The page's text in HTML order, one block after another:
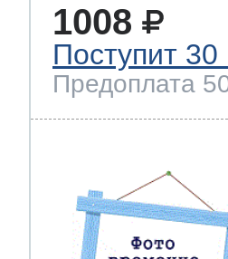
1008
Поступит 30
Предоплата